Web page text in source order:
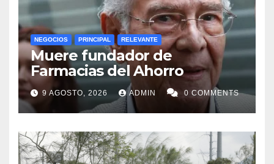
NEGOCIOS PRINCIPAL RELEVANTE
Muere fundador de
Farmacias del Ahorro
9 AGOSTO, 2026 ADMIN 0 COMMENTS